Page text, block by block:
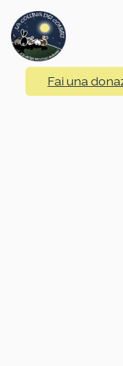
Fai una